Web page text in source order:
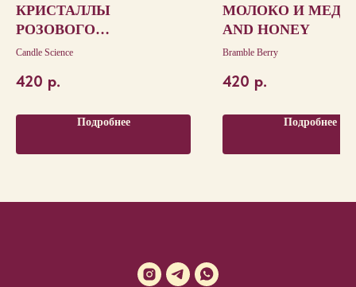
КРИСТАЛЛЫ
РОЗОВОГО
САХАРА/PINK SUGAR
Candle Science
420 р.
Подробнее
МОЛОКО И МЕД/
AND HONEY
Bramble Berry
420 р.
Подробнее